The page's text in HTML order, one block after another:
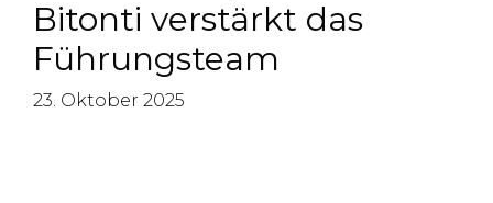
Bitonti verstärkt das
Führungsteam
23. Oktober 2025